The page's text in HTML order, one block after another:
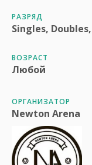
РАЗРЯД
Singles,
ВОЗРАСТ
Любой
ОРГАНИЗАТОР
Newton Arena